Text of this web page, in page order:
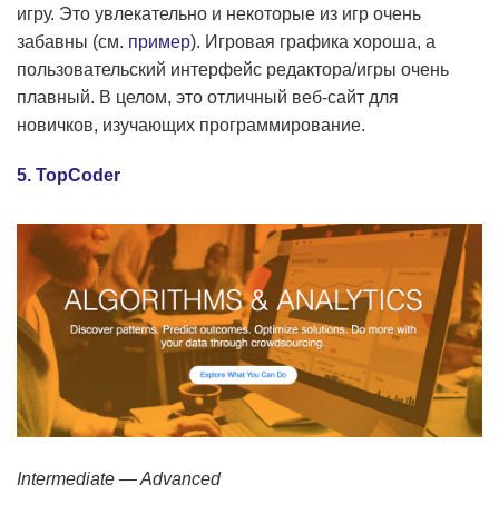
игру. Это увлекательно и некоторые из игр очень
забавны (см. пример). Игровая графика хороша, а
пользовательский интерфейс редактора/игры очень
плавный. В целом, это отличный веб-сайт для
новичков, изучающих программирование.
5. TopCoder
Intermediate — Advanced